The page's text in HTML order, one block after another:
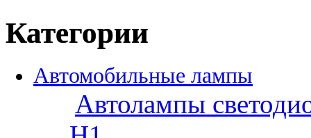
Категории
Автомобильные лампы
Автолампы